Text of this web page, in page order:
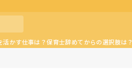
活かす仕事は？保育士辞めてからの選択肢は？